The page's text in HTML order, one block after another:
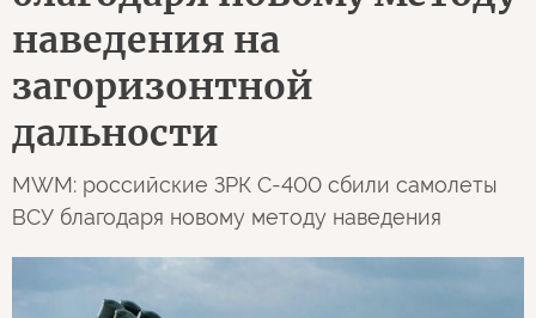
наведения на
загоризонтной
дальности
MWM: российские ЗРК С-400 сбили самолеты
ВСУ благодаря новому методу наведения